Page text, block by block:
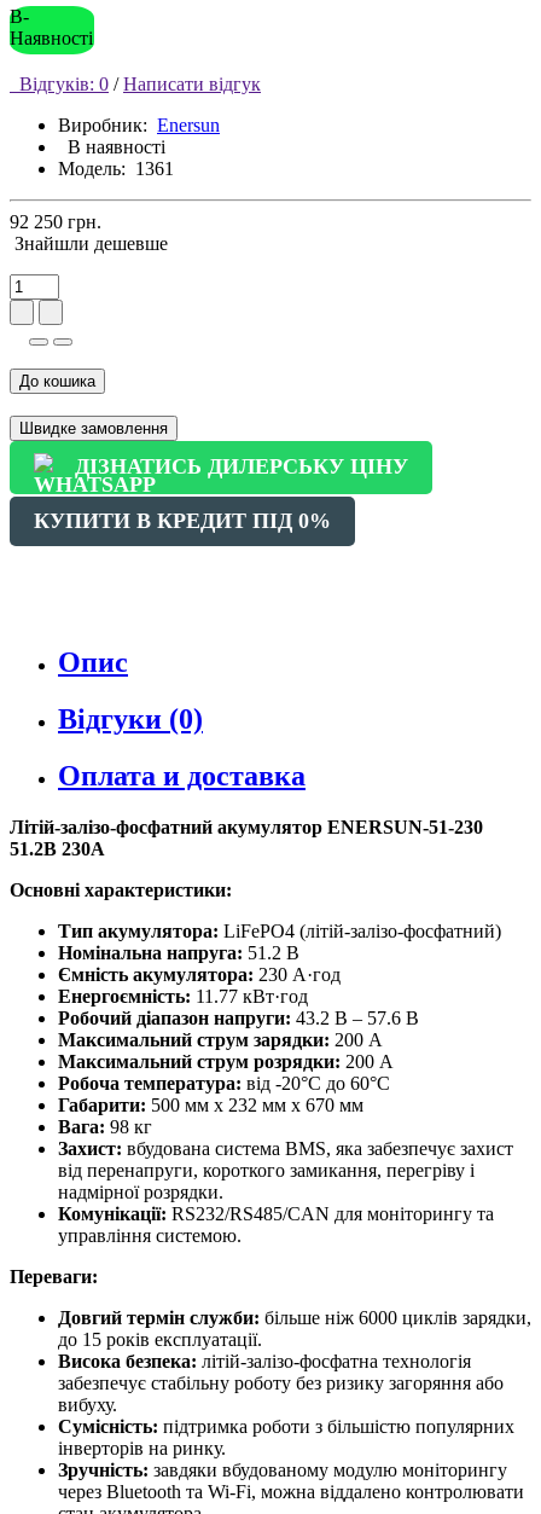
В-
Наявності
Відгуків: 0 / Написати відгук
Виробник: Enersun
В наявності
Модель: 1361
92 250 грн.
Знайшли дешевше
До кошика
Швидке замовлення
ДІЗНАТИСЬ ДИЛЕРСЬКУ ЦІНУ
КУПИТИ В КРЕДИТ ПІД 0%
Опис
Відгуки (0)
Оплата и доставка
Літій-залізо-фосфатний акумулятор ENERSUN-51-230
51.2В 230А
Основні характеристики:
Тип акумулятора: LiFePO4 (літій-залізо-фосфатний)
Номінальна напруга: 51.2 В
Ємність акумулятора: 230 А·год
Енергоємність: 11.77 кВт·год
Робочий діапазон напруги: 43.2 В – 57.6 В
Максимальний струм зарядки: 200 А
Максимальний струм розрядки: 200 А
Робоча температура: від -20°C до 60°C
Габарити: 500 мм x 232 мм x 670 мм
Вага: 98 кг
Захист: вбудована система BMS, яка забезпечує захист
від перенапруги, короткого замикання, перегріву і
надмірної розрядки.
Комунікації: RS232/RS485/CAN для моніторингу та
управління системою.
Переваги:
Довгий термін служби: більше ніж 6000 циклів зарядки,
до 15 років експлуатації.
Висока безпека: літій-залізо-фосфатна технологія
забезпечує стабільну роботу без ризику загоряння або
вибуху.
Сумісність: підтримка роботи з більшістю популярних
інверторів на ринку.
Зручність: завдяки вбудованому модулю моніторингу
через Bluetooth та Wi-Fi, можна віддалено контролювати